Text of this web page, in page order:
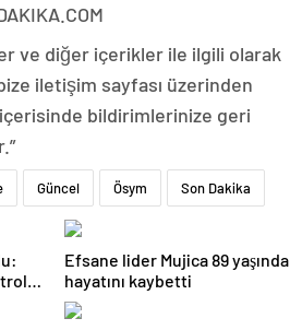
ve diğer içerikler ile ilgili olarak
iletişim sayfası üzerinden
bildirimlerinize geri
Güncel Ösym Son Dakika
Efsane lider Mujica 89 yaşında
hayatını kaybetti